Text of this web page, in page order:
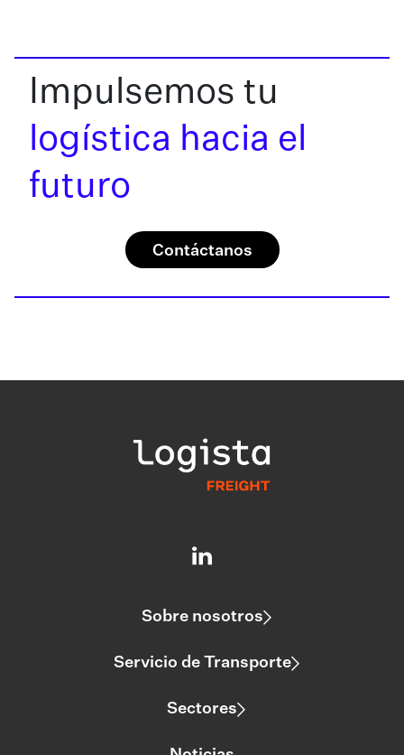
Impulsemos tu
logística hacia el
futuro
Contáctanos
Sobre nosotros
Servicio de Transporte
Sectores